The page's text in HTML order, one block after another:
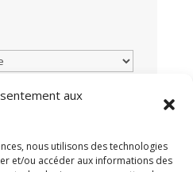
aux
nous utilisons des technologies
et/ou accéder aux informations des